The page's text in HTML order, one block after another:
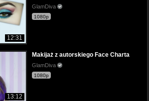
12:31
GlamDiva
1080p
13:12
Makijaż z autorskiego Face Charta
GlamDiva
1080p